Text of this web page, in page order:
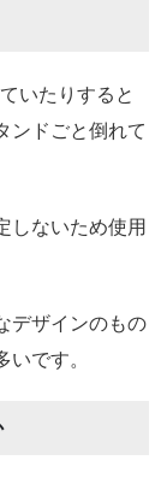
いたりすると
ンドごと倒れて
しないため使用
デザインのもの
です。